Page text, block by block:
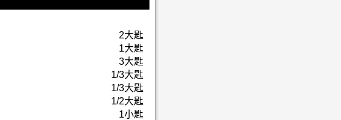
2大匙
1大匙
3大匙
1/3大匙
1/3大匙
1/2大匙
1小匙